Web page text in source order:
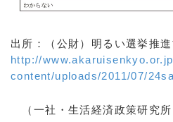
出所：（公財）明るい選挙推進
http://
content/uploads/2011/07/
（一社・生活経済政策研究所